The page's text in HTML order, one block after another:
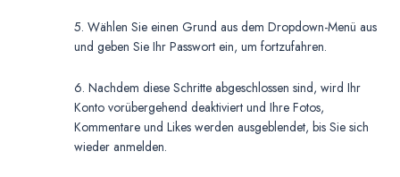
5. Wählen Sie einen Grund aus dem Dropdown-Menü aus
und geben Sie Ihr Passwort ein, um fortzufahren.
6. Nachdem diese Schritte abgeschlossen sind, wird Ihr
Konto vorübergehend deaktiviert und Ihre Fotos,
Kommentare und Likes werden ausgeblendet, bis Sie sich
wieder anmelden.